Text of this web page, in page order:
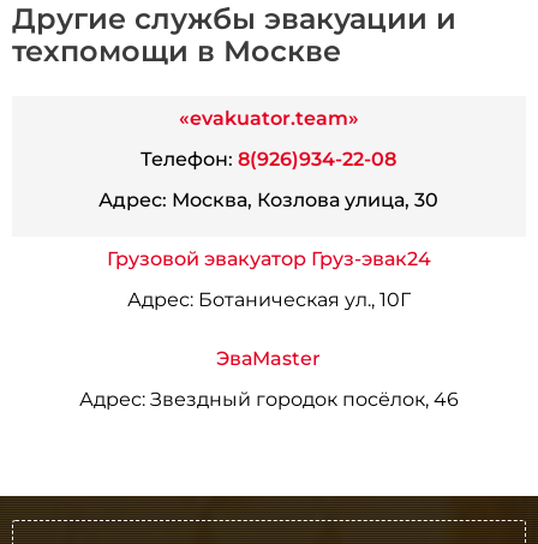
Другие службы эвакуации и
техпомощи в Москве
«evakuator.team»
Телефон: 8(926)934-22-08
Адрес: Москва, Козлова улица, 30
Грузовой эвакуатор Груз-эвак24
Адрес:Ботаническая ул., 10Г
ЭваMaster
Адрес:Звездный городок посёлок, 46